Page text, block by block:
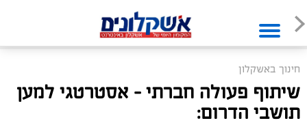
חינוך באשקלון
שיתוף פעולה חברתי - אסטרטגי למען
תושבי הדרום: